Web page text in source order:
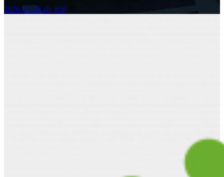
2026-02-26 ab, 808